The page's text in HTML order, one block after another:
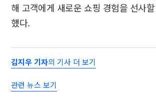
해 고객에게 새로운 쇼핑 경험을 선사
했다.
김지우 기자의 기사 더 보기
관련 뉴스 보기